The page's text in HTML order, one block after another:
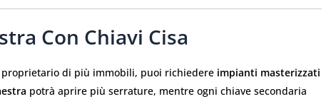
Con Chiavi Cisa
di più immobili, puoi richiedere impianti masterizzati
potrà aprire più serrature, mentre ogni chiave secondaria